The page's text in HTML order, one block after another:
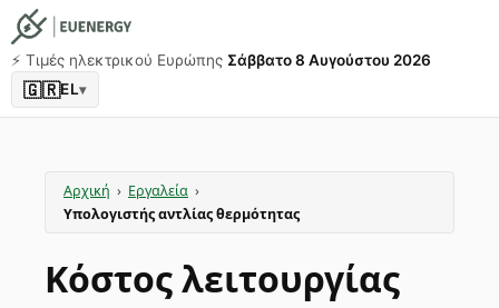
⚡️ Τιμές ηλεκτρικού Ευρώπης Σάββατο 8 Αυγούστου 2026
🇬🇷EL▾
Αρχική › Εργαλεία ›
Υπολογιστής αντλίας θερμότητας
Κόστος λειτουργίας